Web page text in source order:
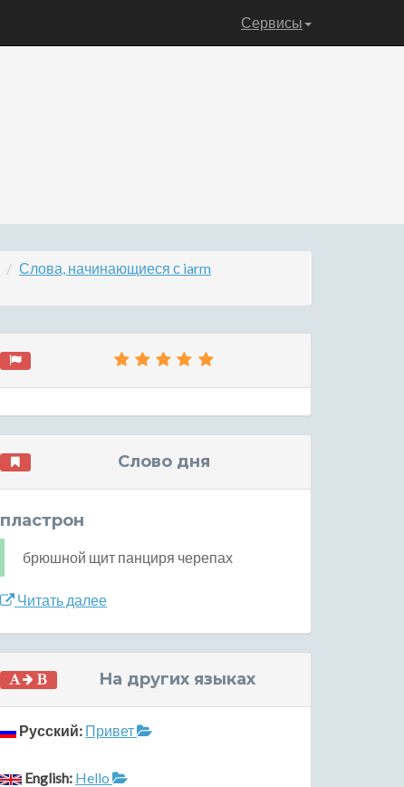
Сервисы
Слова, начинающиеся с iarm
Слово дня
пластрон
брюшной щит панциря черепах
Читать далее
На других языках
Русский: Привет
English: Hello